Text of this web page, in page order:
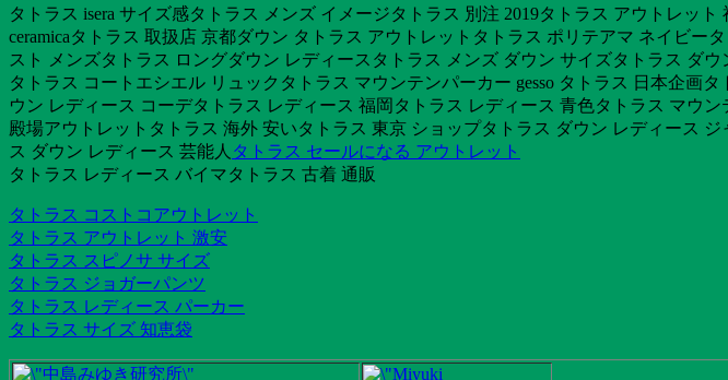
タトラス isera サイズ感タトラス メンズ イメージタトラス 別注 2019タトラス アウトレッ
ceramicaタトラス 取扱店 京都ダウン タトラス アウトレットタトラス ポリテアマ ネイビ
スト メンズタトラス ロングダウン レディースタトラス メンズ ダウン サイズタトラス ダ
タトラス コートエシエル リュックタトラス マウンテンパーカー gesso タトラス 日本企
ウン レディース コーデタトラス レディース 福岡タトラス レディース 青色タトラス マウ
殿場アウトレットタトラス 海外 安いタトラス 東京 ショップタトラス ダウン レディース
ス ダウン レディース 芸能人 タトラス セールになる アウトレット
タトラス レディース バイマタトラス 古着 通販
タトラス コストコアウトレット
タトラス アウトレット 激安
タトラス スピノサ サイズ
タトラス ジョガーパンツ
タトラス レディース パーカー
タトラス サイズ 知恵袋